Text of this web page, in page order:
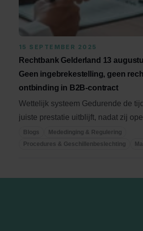
15 SEPTEMBER 2025
Rechtbank Gelderland 13
Geen ingebrekestelling, geen
ontbinding in B2B-contract
Wettelijk systeem Gedurende de
juiste prestatie uitblijft, nadat zij
Blogs
Mededinging & Regulering
Procedures & Geschillenbeslechting